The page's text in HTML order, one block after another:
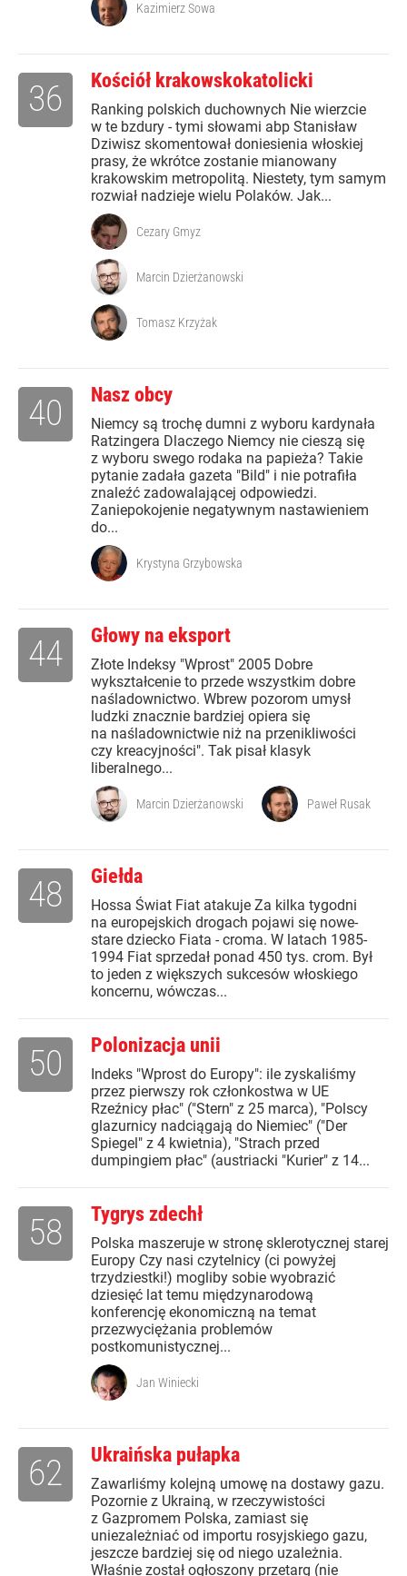
Kazimierz Sowa
Kościół krakowskokatolicki
Ranking polskich duchownych Nie wierzcie
w te bzdury - tymi słowami abp Stanisław
Dziwisz skomentował doniesienia włoskiej
prasy, że wkrótce zostanie mianowany
krakowskim metropolitą. Niestety, tym samym
rozwiał nadzieje wielu Polaków. Jak...
36
Cezary Gmyz
Marcin Dzierżanowski
Tomasz Krzyżak
Nasz obcy
Niemcy są trochę dumni z wyboru kardynała
Ratzingera Dlaczego Niemcy nie cieszą się
z wyboru swego rodaka na papieża? Takie
pytanie zadała gazeta "Bild" i nie potrafiła
znaleźć zadowalającej odpowiedzi.
Zaniepokojenie negatywnym nastawieniem
do...
40
Krystyna Grzybowska
Głowy na eksport
Złote Indeksy "Wprost" 2005 Dobre
wykształcenie to przede wszystkim dobre
naśladownictwo. Wbrew pozorom umysł
ludzki znacznie bardziej opiera się
na naśladownictwie niż na przenikliwości
czy kreacyjności". Tak pisał klasyk
liberalnego...
44
Marcin Dzierżanowski Paweł Rusak
Giełda
Hossa Świat Fiat atakuje Za kilka tygodni
na europejskich drogach pojawi się nowe-
stare dziecko Fiata - croma. W latach 1985-
1994 Fiat sprzedał ponad 450 tys. crom. Był
to jeden z większych sukcesów włoskiego
koncernu, wówczas...
48
Polonizacja unii
Indeks "Wprost do Europy": ile zyskaliśmy
przez pierwszy rok członkostwa w UE
Rzeźnicy płac" ("Stern" z 25 marca), "Polscy
glazurnicy nadciągają do Niemiec" ("Der
Spiegel" z 4 kwietnia), "Strach przed
dumpingiem płac" (austriacki "Kurier" z 14...
50
Tygrys zdechł
Polska maszeruje w stronę sklerotycznej starej
Europy Czy nasi czytelnicy (ci powyżej
trzydziestki!) mogliby sobie wyobrazić
dziesięć lat temu międzynarodową
konferencję ekonomiczną na temat
przezwyciężania problemów
postkomunistycznej...
58
Jan Winiecki
Ukraińska pułapka
Zawarliśmy kolejną umowę na dostawy gazu.
Pozornie z Ukrainą, w rzeczywistości
z Gazpromem Polska, zamiast się
uniezależniać od importu rosyjskiego gazu,
jeszcze bardziej się od niego uzależnia.
Właśnie został ogłoszony przetarg (nie
62